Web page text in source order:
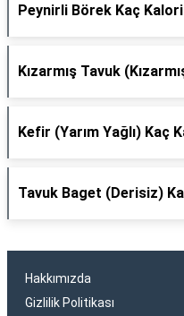
Peynirli Börek Kaç Kalori
Kızarmış Tavuk
Kefir (Yarım Yağlı) Kaç
Tavuk Baget (Derisiz)
Hakkımızda
Gizlilik Politikası